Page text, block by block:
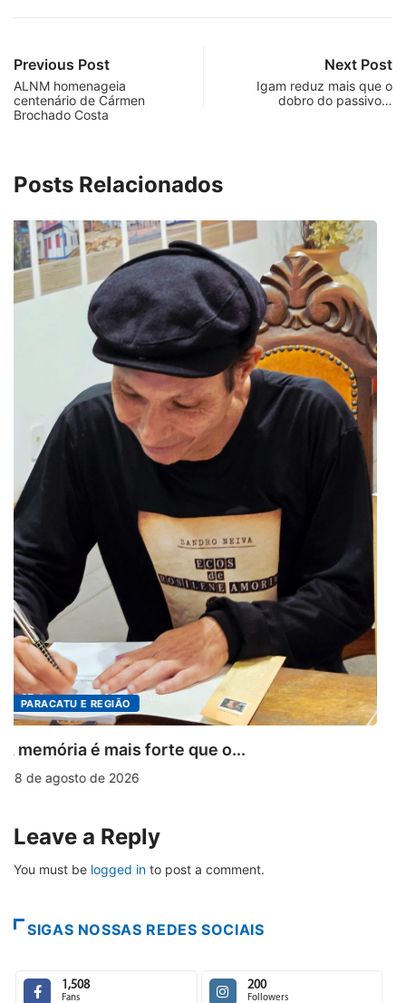
Previous Post
ALNM homenageia
centenário de Cármen
Brochado Costa
Next Post
Igam reduz mais que o
dobro do passivo…
Posts Relacionados
DESTAQUES
4º Fliparacatu tem inscrições abertas para
8 de agosto de 2026
Leave a Reply
You must be logged in to post a comment.
SIGAS NOSSAS REDES SOCIAIS
1,508
Fans
200
Followers